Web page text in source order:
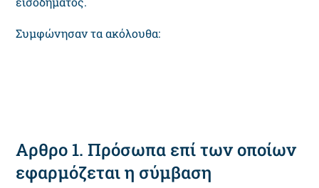
Συμφώνησαν τα ακόλουθα:
Αρθρο 1. Πρόσωπα επί των οποίων
εφαρμόζεται η σύμβαση